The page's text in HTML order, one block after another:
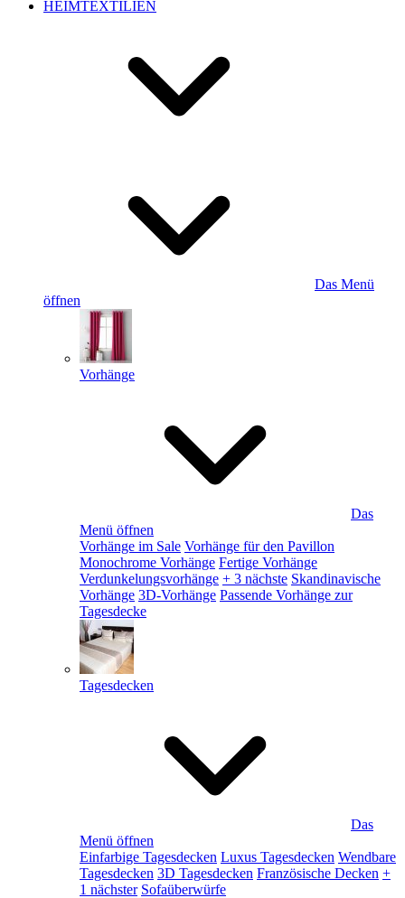
HEIMTEXTILIEN
Das Menü
öffnen
Vorhänge
Das
Menü öffnen
Vorhänge im Sale Vorhänge für den Pavillon
Monochrome Vorhänge Fertige Vorhänge
Verdunkelungsvorhänge + 3 nächste Skandinavische
Vorhänge 3D-Vorhänge Passende Vorhänge zur
Tagesdecke
Tagesdecken
Das
Menü öffnen
Einfarbige Tagesdecken Luxus Tagesdecken Wendbare
Tagesdecken 3D Tagesdecken Französische Decken +
1 nächster Sofaüberwürfe